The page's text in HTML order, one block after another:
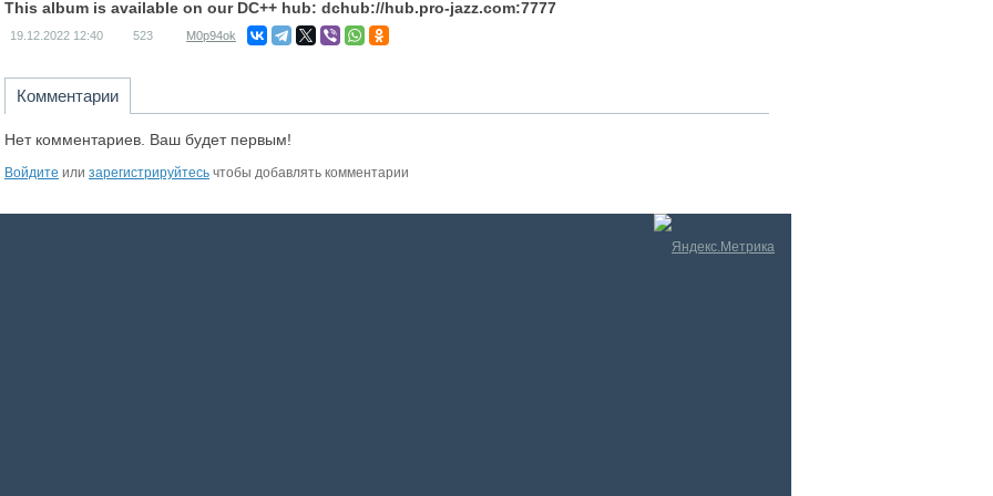
This album is available on our DC++ hub: dchub://hub.pro-jazz.com:7777
19.12.2022 12:40 523 M0p94ok
Комментарии
Нет комментариев. Ваш будет первым!
Войдите или зарегистрируйтесь чтобы добавлять комментарии